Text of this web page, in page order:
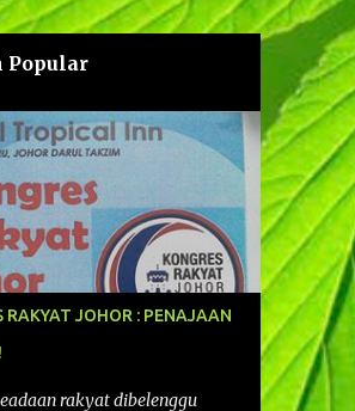
Popular
RAKYAT JOHOR : PENAJAAN
rakyat dibelenggu